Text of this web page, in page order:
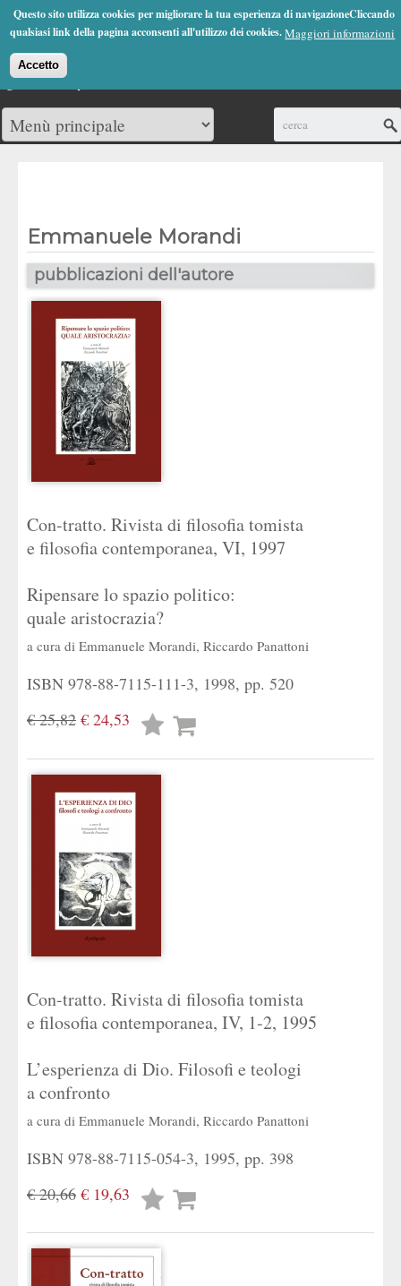
Questo sito utilizza cookies per migliorare la tua esperienza di navigazioneCliccando
qualsiasi link della pagina acconsenti all'utilizzo dei cookies.Maggiori informazioni
Accetto
Jump to Navigation
(0)
Emmanuele Morandi
pubblicazioni dell'autore
Con-tratto. Rivista di filosofia tomista
e filosofia contemporanea, VI, 1997
Ripensare lo spazio politico:
quale aristocrazia?
a cura di Emmanuele Morandi, Riccardo Panattoni
ISBN 978-88-7115-111-3, 1998, pp. 520
€ 25,82 € 24,53
Lista
Con-tratto. Rivista di filosofia tomista
e filosofia contemporanea, IV, 1-2, 1995
L’esperienza di Dio. Filosofi e teologi
a confronto
a cura di Emmanuele Morandi, Riccardo Panattoni
ISBN 978-88-7115-054-3, 1995, pp. 398
€ 20,66 € 19,63
Lista